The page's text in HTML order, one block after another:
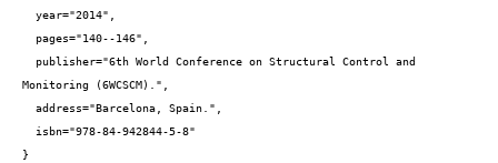
Monitoring (6WCSCM).",
}